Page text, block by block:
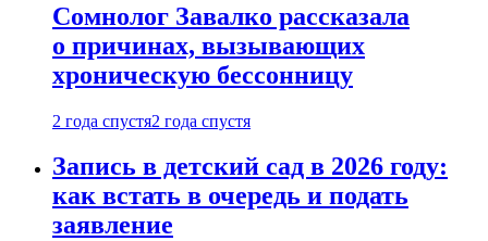
Сомнолог Завалко рассказала
о причинах, вызывающих
хроническую бессонницу
2 года спустя2 года спустя
Запись в детский сад в 2026 году:
как встать в очередь и подать
заявление